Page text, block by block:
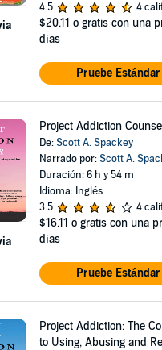
4.5
4
$20.11 o gratis con una
días
Pruebe
Project Addiction
De:Scott A. Spackey
Narrado por:Scott A.
Duración: 6 h y 54 m
Idioma: Inglés
3.5
4
$16.11 o gratis con una
días
Pruebe
Project Addiction: The
to Using, Abusing and